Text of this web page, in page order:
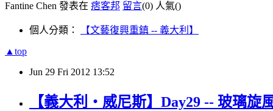
Fantine Chen 發表在 痞客邦 留言(0) 人氣()
個人分類： 【文藝復興重鎮 -- 義大利】
▲top
Jun 29 Fri 2012 13:52
【義大利‧威尼斯】Day29 -- 玻璃旋